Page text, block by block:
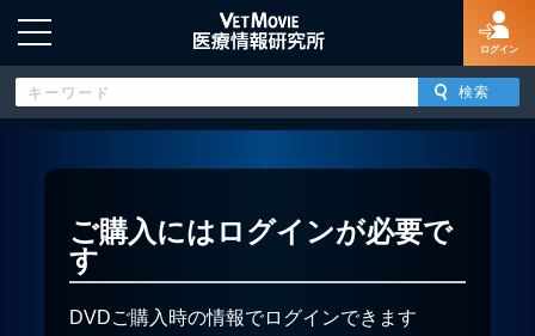
ログイン
新規登録
ご購入にはログインが必要で
す
DVDご購入時の情報でログインできます